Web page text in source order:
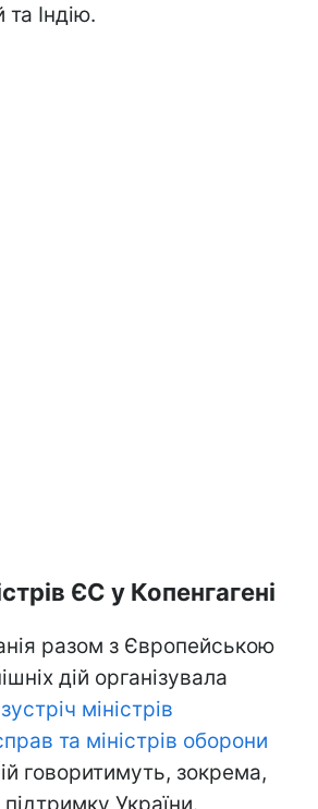
Індію.
ЄС у Копенгагені
разом з Європейською
дій організувала
міністрів
та міністрів оборони
говоритимуть, зокрема,
України.